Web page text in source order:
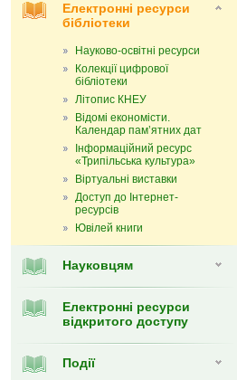
Електронні ресурси
бібліотеки
Науково-освітні ресурси
Колекції цифрової
бібліотеки
Літопис КНЕУ
Відомі економісти.
Календар пам’ятних дат
Інформаційний ресурс
«Трипільська культура»
Віртуальні виставки
Доступ до Інтернет-
ресурсів
Ювілей книги
Науковцям
Електронні ресурси
відкритого доступу
Події